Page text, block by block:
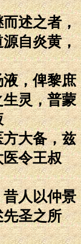
述之者，
自炎黄，
，俾黎庶
灵，普蒙
大备，兹
令王叔
人以仲景
圣之所